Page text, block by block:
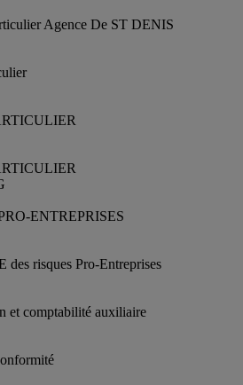
Agence De ST DENIS
ENTREPRISES
risques Pro-Entreprises
et comptabilité auxiliaire